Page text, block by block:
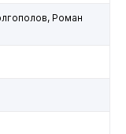
Роман